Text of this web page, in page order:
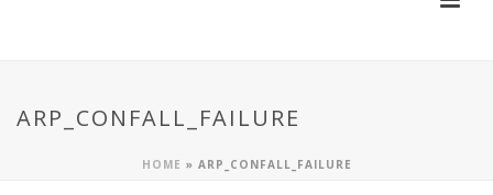
ARP_CONFALL_FAILURE
HOME » ARP_CONFALL_FAILURE